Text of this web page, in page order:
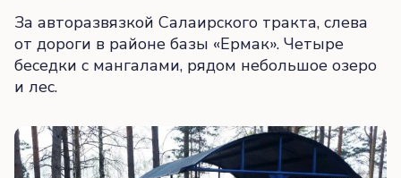
За авторазвязкой Салаирского тракта, слева
от дороги в районе базы «Ермак». Четыре
беседки с мангалами, рядом небольшое озеро
и лес.